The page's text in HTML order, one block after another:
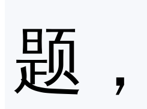
题